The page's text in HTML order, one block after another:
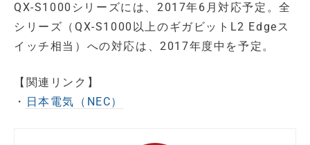
QX-S1000シリーズには、2017年6月対応予定。全
シリーズ（QX-S1000以上のギガビットL2 Edgeス
イッチ相当）への対応は、2017年度中を予定。
【関連リンク】
・ 日本電気（NEC）